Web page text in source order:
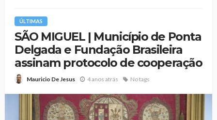
ÚLTIMAS
SÃO MIGUEL | Município de Ponta
Delgada e Fundação Brasileira
assinam protocolo de cooperação
Mauricio De Jesus 4 anos atrás No tags